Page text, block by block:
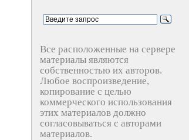
Все расположенные на сервере
материалы являются
собственностью их авторов.
Любое воспроизведение,
копирование с целью
коммерческого использования
этих материалов должно
согласовываться с авторами
материалов.